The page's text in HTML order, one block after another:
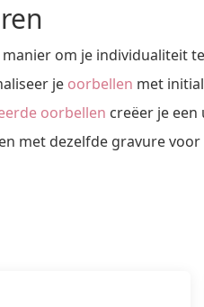
om je individualiteit
je oorbellen met
oorbellen creëer je
met dezelfde gravure